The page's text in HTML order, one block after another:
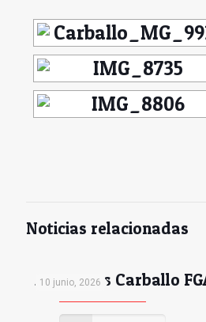
Noticias relacionadas
10 junio, 2026
Autocross Carballo